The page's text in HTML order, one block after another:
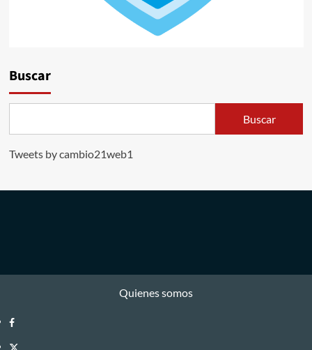
Buscar
Buscar
Tweets by cambio21web1
Quienes somos
Facebook
Twitter